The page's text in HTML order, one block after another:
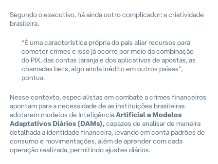
Segundo o executivo, há ainda outro complicador: a criatividade
brasileira.
“É uma característica própria do país aliar recursos para
cometer crimes e isso já ocorre por meio da combinação
do PIX, das contas laranja e dos aplicativos de apostas, as
chamadas bets, algo ainda inédito em outros países”,
pontua.
Nesse contexto, especialistas em combate a crimes financeiros
apontam para a necessidade de as instituições brasileiras
adotarem modelos de InteligênciaArtificial e Modelos
Adaptativos Diários (DAMs),capazes de analisar de maneira
detalhada a identidade financeira, levando em conta padrões de
consumo e movimentações, além de aprender com cada
operação realizada, permitindo ajustes diários.